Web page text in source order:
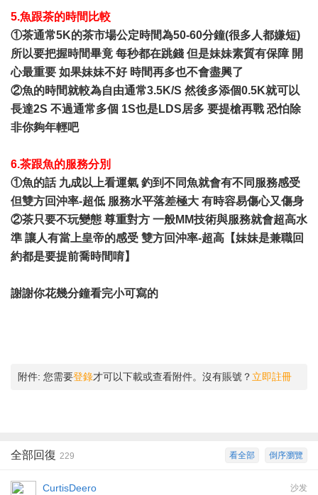
5.魚跟茶的時間比較
①茶通常5K的茶市場公定時間為50-60分鐘(很多人都嫌短)
所以要把握時間畢竟 每秒都在跳錢 但是妹妹素質有保障 開
心最重要 如果妹妹不好 時間再多也不會盡興了
②魚的時間就較為自由通常3.5K/S 然後多添個0.5K就可以
長達2S 不過通常多個 1S也是LDS居多 要提槍再戰 恐怕除
非你夠年輕吧
6.茶跟魚的服務分別
①魚的話 九成以上看運氣 釣到不同魚就會有不同服務感受
但雙方回沖率-超低 服務水平落差極大 有時容易傷心又傷身
②茶只要不玩變態 尊重對方 一般MM技術與服務就會超高水
準 讓人有當上皇帝的感受 雙方回沖率-超高【妹妹是兼職回
約都是要提前喬時間唷】
謝謝你花幾分鐘看完小可寫的
附件: 您需要登錄才可以下載或查看附件。沒有賬號？ 立即註冊
倒序瀏覽
看全部
全部回復 229
沙发
CurtisDeero